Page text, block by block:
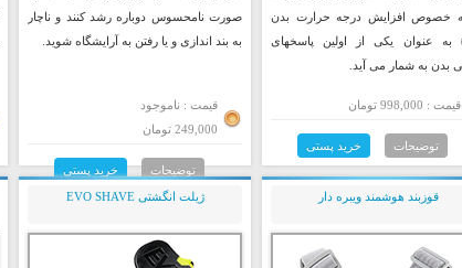
خصوص افزایش درجه حرارت بدن
به عنوان یکی از اولین پاسخهای
بدن به شمار می آید.
قیمت : 998,000 تومان
توضیحات خرید پستی
صورت نامحسوس دوباره رشد کنند و ناچار
به بند اندازی و یا رفتن به آرایشگاه شوید.
قیمت : ناموجود
249,000 تومان
توضیحات خرید پستی
قوزبند هوشمند ویبره دار
ژیلت انگشتی EVO SHAVE